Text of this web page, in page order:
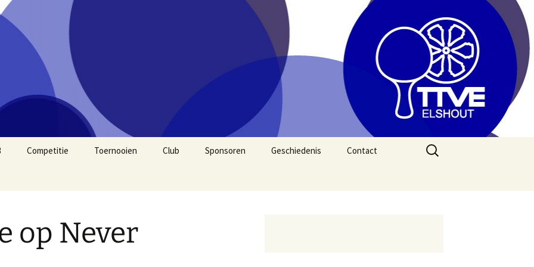
Competitie Toernooien
2024
Club Sponsoren Geschiedenis Contact
Zoeken
naar:
op Never